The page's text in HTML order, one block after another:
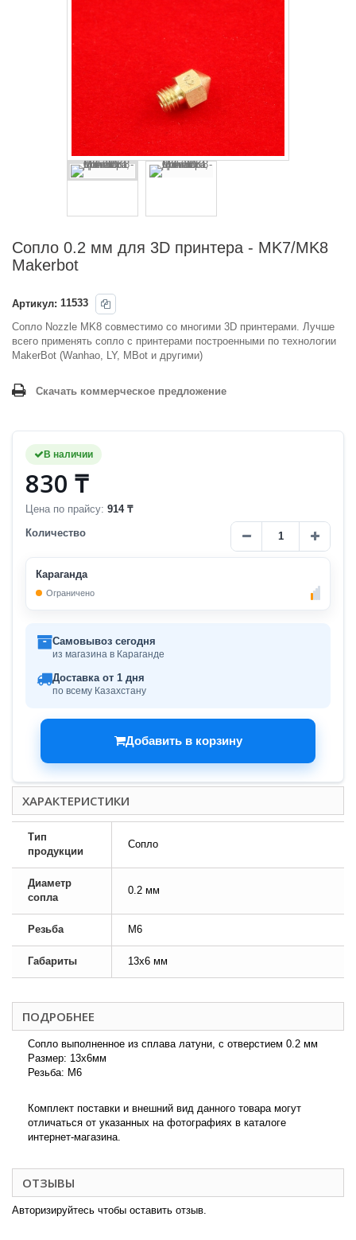
Сопло 0.2 мм для 3D принтера - MK7/MK8
Makerbot
Артикул: 11533
Сопло Nozzle MK8 совместимо со многими 3D принтерами. Лучше
всего применять сопло с принтерами построенными по технологии
MakerBot (Wanhao, LY, MBot и другими)
Скачать коммерческое предложение
В наличии
830 ₸
Цена по прайсу: 914 ₸
Количество
Караганда
Ограничено
Самовывоз сегодня
из магазина в Караганде
Доставка от 1 дня
по всему Казахстану
Добавить в корзину
ХАРАКТЕРИСТИКИ
Тип
продукции
Сопло
Диаметр
сопла
0.2 мм
Резьба M6
Габариты 13x6 мм
ПОДРОБНЕЕ
Сопло выполненное из сплава латуни, с отверстием 0.2 мм
Размер: 13x6мм
Резьба: M6
Комплект поставки и внешний вид данного товара могут
отличаться от указанных на фотографиях в каталоге
интернет-магазина.
ОТЗЫВЫ
Авторизируйтесь чтобы оставить отзыв.